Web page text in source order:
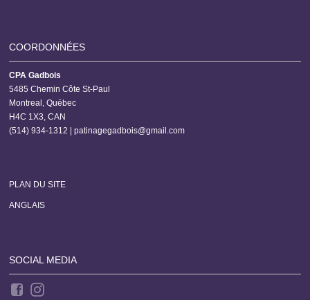
COORDONNÉES
CPA Gadbois
5485 Chemin Côte St-Paul
Montreal, Québec
H4C 1X3, CAN
(514) 934-1312 |patinagegadbois@gmail.com
PLAN DU SITE
ANGLAIS
SOCIAL MEDIA